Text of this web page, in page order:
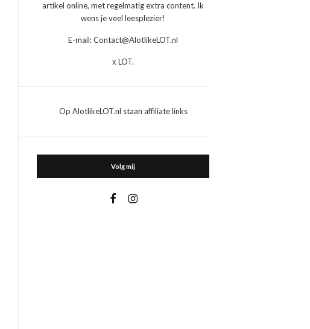
artikel online, met regelmatig extra content. Ik
wens je veel leesplezier!
E-mail: Contact@AlotlikeLOT.nl
x LOT.
Op AlotlikeLOT.nl staan affiliate links
Volg mij